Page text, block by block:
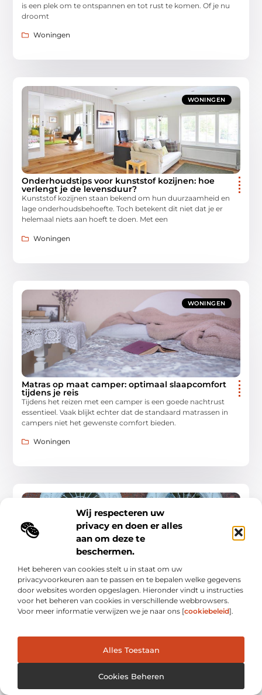
Wij respecteren uw
privacy en doen er alles
aan om deze te
beschermen.
Het beheren van cookies stelt u in staat om uw
privacyvoorkeuren aan te passen en te bepalen welke gegevens
door websites worden opgeslagen. Hieronder vindt u instructies
voor het beheren van cookies in verschillende webbrowsers.
Voor meer informatie verwijzen we je naar ons [cookiebeleid].
Alles Toestaan
Cookies Beheren
is een plek om te ontspannen en tot rust te komen. Of je nu
droomt
Woningen
WONINGEN
Onderhoudstips voor kunststof kozijnen: hoe
verlengt je de levensduur?
Kunststof kozijnen staan bekend om hun duurzaamheid en
lage onderhoudsbehoefte. Toch betekent dit niet dat je er
helemaal niets aan hoeft te doen. Met een
Woningen
WONINGEN
Matras op maat camper: optimaal slaapcomfort
tijdens je reis
Tijdens het reizen met een camper is een goede nachtrust
essentieel. Vaak blijkt echter dat de standaard matrassen in
campers niet het gewenste comfort bieden.
Woningen
Geef je huis een persoonlijk tintje met een
naambordje
Een naambordje bij de voordeur geeft direct een persoonlijke
uitstraling aan je huis. Of je nu kiest voor een klassiek, modern